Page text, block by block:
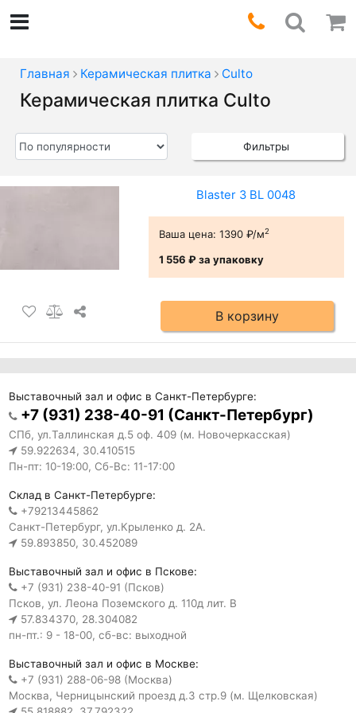
Главная Керамическая плитка Culto
Керамическая плитка Culto
Фильтры
Blaster 3 BL 0048
Ваша цена: 1390 ₽/м2
1 556 ₽за упаковку
В корзину
Выставочный зал и офис в Санкт-Петербурге:
+7 (931) 238-40-91 (Санкт-Петербург)
СПб, ул.Таллинская д.5 оф. 409 (м. Новочеркасская)
59.922634, 30.410515
Пн-пт: 10-19:00, Сб-Вс: 11-17:00
Склад в Санкт-Петербурге:
+79213445862
Санкт-Петербург, ул.Крыленко д. 2А.
59.893850, 30.452089
Выставочный зал и офис в Пскове:
+7 (931) 238-40-91 (Псков)
Псков, ул. Леона Поземского д. 110д лит. В
57.834370, 28.304082
пн-пт.: 9 - 18-00, сб-вс: выходной
Выставочный зал и офис в Москве:
+7 (931) 288-06-98 (Москва)
Москва, Черницынский проезд д.3 стр.9 (м. Щелковская)